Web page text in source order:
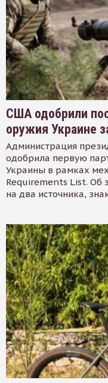
США одобрили
оружия Украине
Администрация
одобрила первую
Украины в рамках
Requirements List. Об
на два источника,